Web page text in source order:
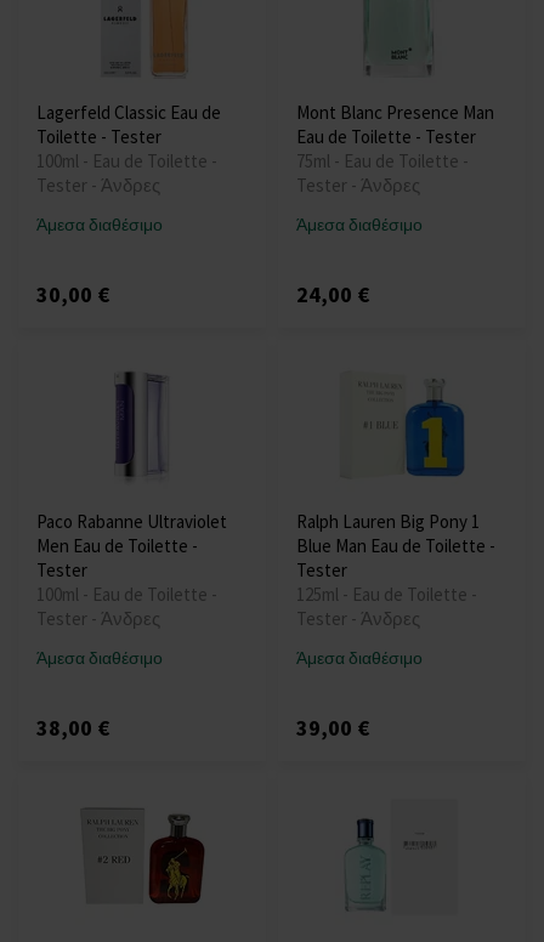
Lagerfeld Classic Eau de
Toilette - Tester
100ml - Eau de Toilette -
Tester - Άνδρες
Άμεσα διαθέσιμο
30,00 €
Mont Blanc Presence Man
Eau de Toilette - Tester
75ml - Eau de Toilette -
Tester - Άνδρες
Άμεσα διαθέσιμο
24,00 €
Paco Rabanne Ultraviolet
Men Eau de Toilette -
Tester
100ml - Eau de Toilette -
Tester - Άνδρες
Άμεσα διαθέσιμο
38,00 €
Ralph Lauren Big Pony 1
Blue Man Eau de Toilette -
Tester
125ml - Eau de Toilette -
Tester - Άνδρες
Άμεσα διαθέσιμο
39,00 €